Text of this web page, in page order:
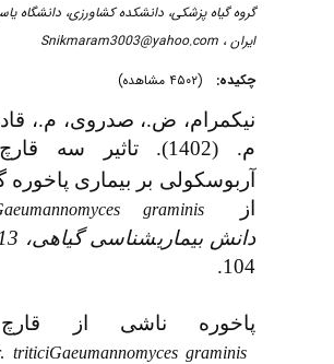
گروه گیاه پزشکی، دانشکده کشاورزی، دانشگاه
ایران ،Snikmaram3003@yahoo.com
چکیده:
نیک­مرام، ض.، صدروی، م.،
م. (1402).
تاثیر سه قارچ
آربوسکولی بر بیماری پاخوره
از
Gaeumannomyces graminis
دانش بیماری شناسی گیاهی،13 (1)
104.
پاخوره ناشی از
Gaeumannomyces graminis
tritici